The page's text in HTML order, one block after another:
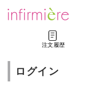
注文履歴
ログイン